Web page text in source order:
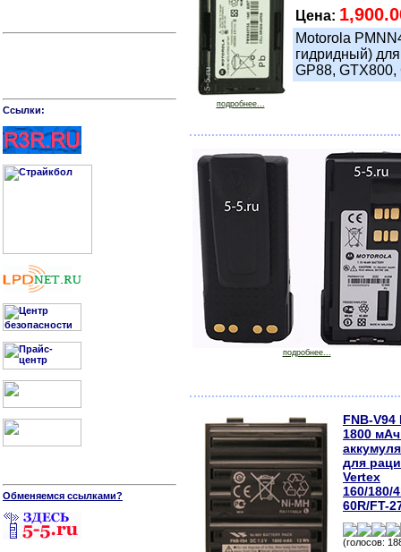
Cсылки:
Обменяемся ссылками?
подробнее...
Цена:
Motorola
гидридный)
GP88,
подробнее...
FNB-V94
1800
для
Vertex
160/180/
60R/FT-
(голосов: